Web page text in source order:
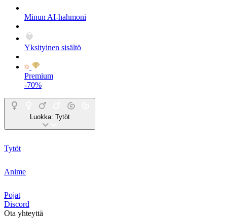
Minun AI-hahmoni
Yksityinen sisältö
Premium
-70%
Luokka: Tytöt
Tytöt
Anime
Pojat
Discord
Ota yhteyttä